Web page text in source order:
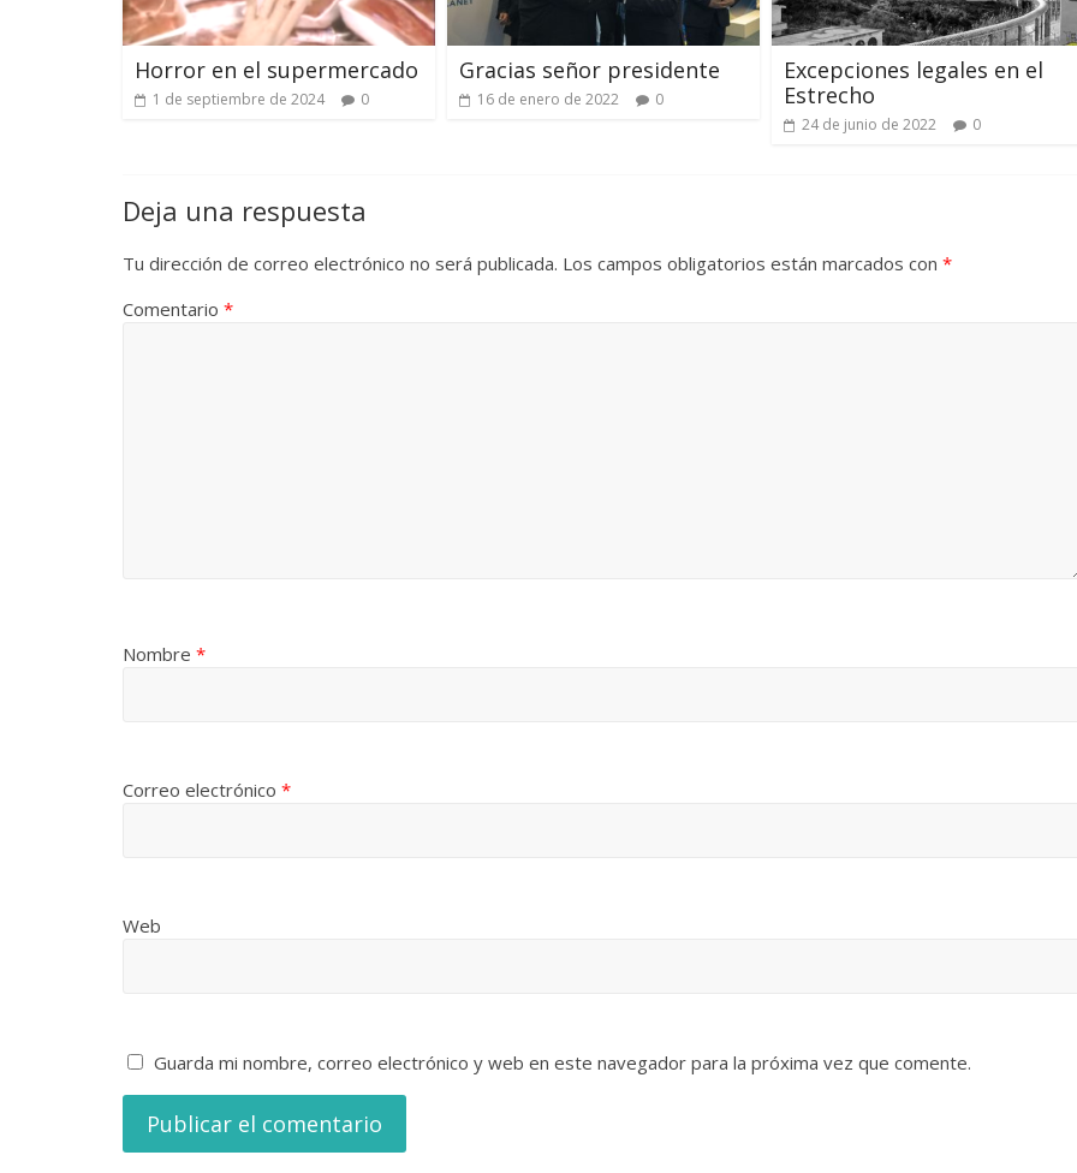
Horror en el supermercado
1 de septiembre de 2024 0
Gracias señor presidente
16 de enero de 2022 0
Excepciones legales en el
Estrecho
24 de junio de 2022 0
Deja una respuesta
Tu dirección de correo electrónico no será publicada. Los campos obligatorios están marcados con *
Comentario *
Nombre *
Correo electrónico *
Web
Guarda mi nombre, correo electrónico y web en este navegador para la próxima vez que comente.